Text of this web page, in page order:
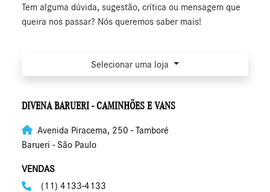
Tem alguma dúvida, sugestão, crítica ou mensagem que
queira nos passar? Nós queremos saber mais!
Selecionar uma loja
DIVENA BARUERI - CAMINHÕES E VANS
Avenida Piracema, 250 - Tamboré
Barueri - São Paulo
VENDAS
(11) 4133-4133